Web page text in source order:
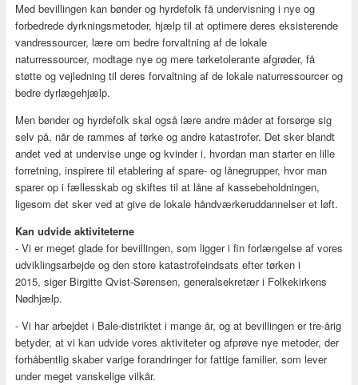
Med bevillingen kan bønder og hyrdefolk få undervisning i nye og
forbedrede dyrkningsmetoder, hjælp til at optimere deres eksisterende
vandressourcer, lære om bedre forvaltning af de lokale
naturressourcer, modtage nye og mere tørketolerante afgrøder, få
støtte og vejledning til deres forvaltning af de lokale naturressourcer og
bedre dyrlægehjælp.
Men bønder og hyrdefolk skal også lære andre måder at forsørge sig
selv på, når de rammes af tørke og andre katastrofer. Det sker blandt
andet ved at undervise unge og kvinder i, hvordan man starter en lille
forretning, inspirere til etablering af spare- og lånegrupper, hvor man
sparer op i fællesskab og skiftes til at låne af kassebeholdningen,
ligesom det sker ved at give de lokale håndværkeruddannelser et løft.
Kan udvide aktiviteterne
- Vi er meget glade for bevillingen, som ligger i fin forlængelse af vores
udviklingsarbejde og den store katastrofeindsats efter tørken i
2015, siger Birgitte Qvist-Sørensen, generalsekretær i Folkekirkens
Nødhjælp.
- Vi har arbejdet i Bale-distriktet i mange år, og at bevillingen er tre-årig
betyder, at vi kan udvide vores aktiviteter og afprøve nye metoder, der
forhåbentlig skaber varige forandringer for fattige familier, som lever
under meget vanskelige vilkår.